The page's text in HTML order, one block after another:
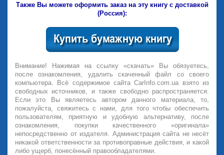
Также Вы можете оформить заказ на эту книгу с доставкой
(Россия):
Внимание! Нажимая на ссылку «скачать» Вы обязуетесь,
после ознакомления, удалить скаченный файл со своего
компьютера. Всё содержимое сайта CarInfo.com.ua взято из
свободных источников, и также свободно распространяется.
Если это Вы являетесь автором данного материала, то,
пожалуйста, свяжитесь с нами, для того чтобы обеспечить
пользователям, приятную и удобную альтернативу, после
ознакомления, покупки качественного «оригинала»
непосредственно от издателя. Администрация сайта не несёт
никакой ответственности за противоправные действия, и какой
либо ущерб, понесённый правообладателями.